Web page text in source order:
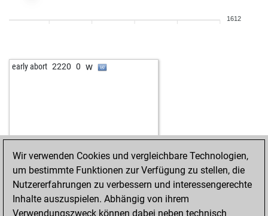
1612
early abort 2220 0 w
Wir verwenden Cookies und vergleichbare Technologien,
um bestimmte Funktionen zur Verfügung zu stellen, die
Nutzererfahrungen zu verbessern und interessengerechte
Inhalte auszuspielen. Abhängig von ihrem
Verwendungszweck können dabei neben technisch